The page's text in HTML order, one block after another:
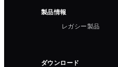
製品情報
レガシー製品
ダウンロード